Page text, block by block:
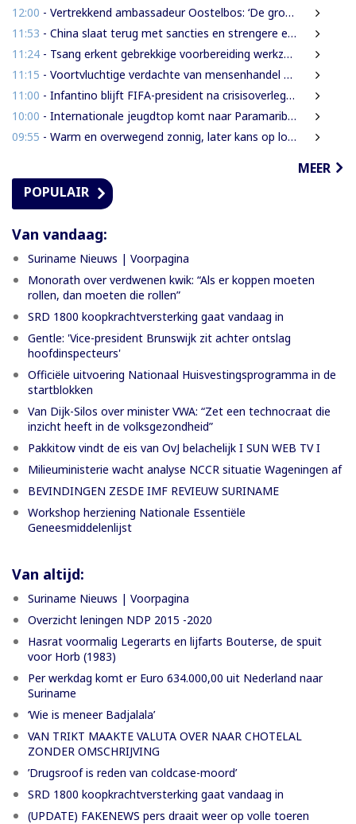
12:00 - Vertrekkend ambassadeur Oostelbos: ‘De grootste rijkdom van Suriname zijn de mensen’
11:53 - China slaat terug met sancties en strengere exportregels in handelsconflict met VS
11:24 - Tsang erkent gebrekkige voorbereiding werkzaamheden Domineestraat
11:15 - Voortvluchtige verdachte van mensenhandel uitgeleverd door Guyana
11:00 - Infantino blijft FIFA-president na crisisoverleg en biedt excuses aan
10:00 - Internationale jeugdtop komt naar Paramaribo voor BAITALI COTECC U14 Tennis Cup
09:55 - Warm en overwegend zonnig, later kans op lokale onweersbuien
MEER
POPULAIR
Van vandaag:
Suriname Nieuws | Voorpagina
Monorath over verdwenen kwik: “Als er koppen moeten
rollen, dan moeten die rollen”
SRD 1800 koopkrachtversterking gaat vandaag in
Gentle: 'Vice-president Brunswijk zit achter ontslag
hoofdinspecteurs'
Officiële uitvoering Nationaal Huisvestingsprogramma in de
startblokken
Van Dijk-Silos over minister VWA: “Zet een technocraat die
inzicht heeft in de volksgezondheid”
Pakkitow vindt de eis van OvJ belachelijk I SUN WEB TV I
Milieuministerie wacht analyse NCCR situatie Wageningen af
BEVINDINGEN ZESDE IMF REVIEUW SURINAME
Workshop herziening Nationale Essentiële
Geneesmiddelenlijst
Van altijd:
Suriname Nieuws | Voorpagina
Overzicht leningen NDP 2015 -2020
Hasrat voormalig Legerarts en lijfarts Bouterse, de spuit
voor Horb (1983)
Per werkdag komt er Euro 634.000,00 uit Nederland naar
Suriname
‘Wie is meneer Badjalala’
VAN TRIKT MAAKTE VALUTA OVER NAAR CHOTELAL
ZONDER OMSCHRIJVING
’Drugsroof is reden van coldcase-moord’
SRD 1800 koopkrachtversterking gaat vandaag in
(UPDATE) FAKENEWS pers draait weer op volle toeren